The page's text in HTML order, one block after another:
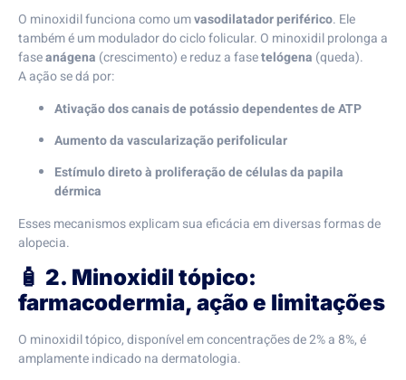
O minoxidil funciona como umvasodilatador periférico. Ele
também é um modulador do ciclo folicular. O minoxidil prolonga a
faseanágena (crescimento) e reduz a fasetelógena (queda).
A ação se dá por:
Ativação dos canais de potássio dependentes de ATP
Aumento da vascularização perifolicular
Estímulo direto à proliferação de células da papila
dérmica
Esses mecanismos explicam sua eficácia em diversas formas de
alopecia.
🧴 2. Minoxidil tópico:
farmacodermia, ação e limitações
O minoxidil tópico, disponível em concentrações de 2% a 8%, é
amplamente indicado na dermatologia.